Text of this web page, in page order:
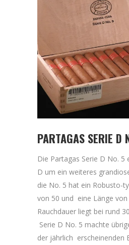
PARTAGAS SERIE D
Die Partagas Serie D No. 5
D um ein weiteres
die No. 5 hat ein Robusto-
von 50 und eine Länge
Rauchdauer liegt bei rund
Serie D No. 5 machte
der jährlich erscheinenden